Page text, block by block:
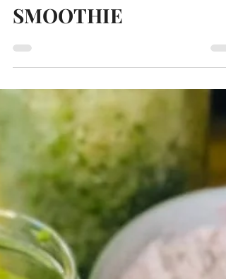
Marja Tuulia Lehtinen
25.7.2022
KERMAINEN
APPELSIINI-
SMOOTHIE